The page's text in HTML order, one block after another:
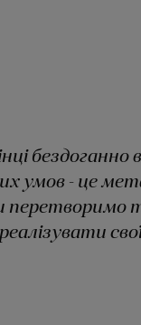
бездоганно
умов - це
перетворимо
свої